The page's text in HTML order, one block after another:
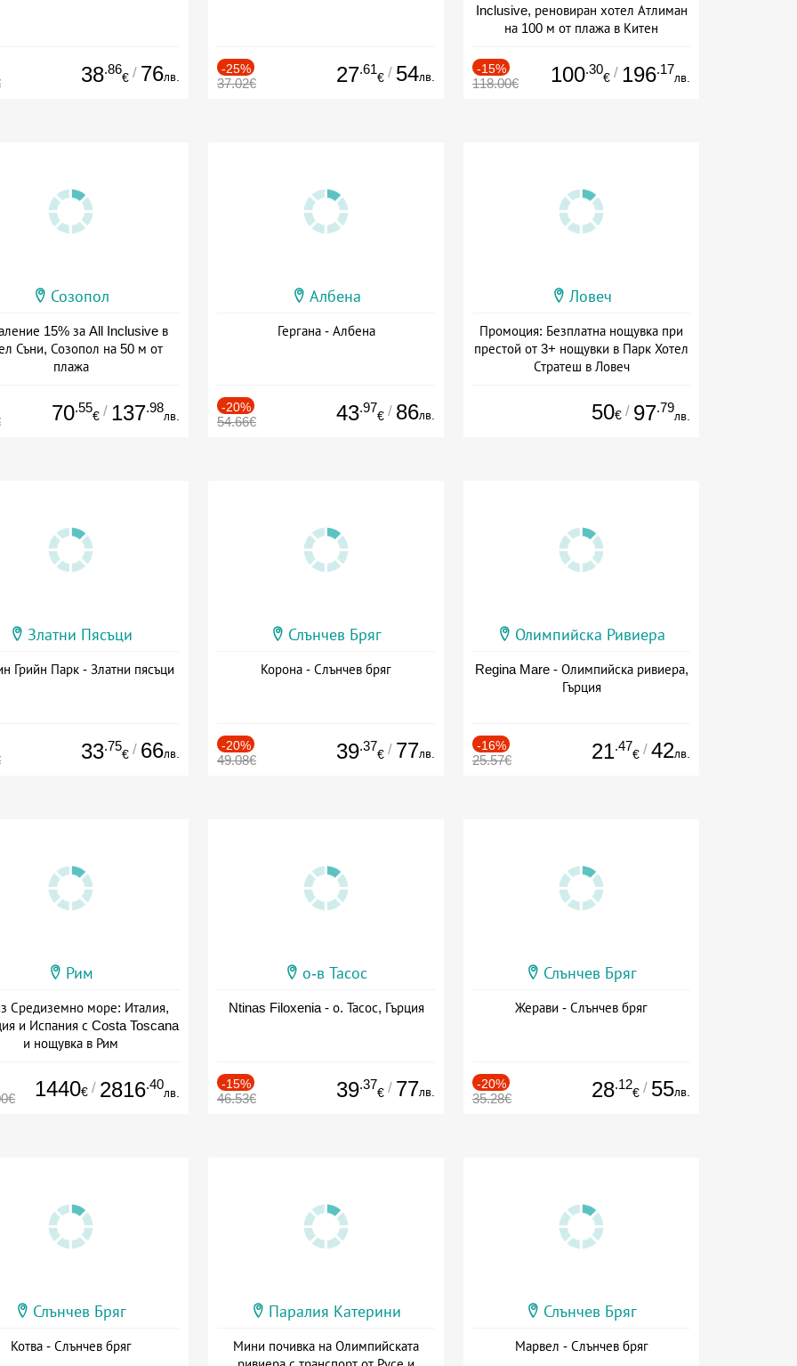
38.86
€ / 76лв.
-25%
37.02€ 27.61
€ / 54лв.
Inclusive, реновиран хотел Атлиман
на 100 м от плажа в Китен
-15%
118.00€ 100.30
€ / 196.17
лв.
Созопол
15% за All Inclusive в
Съни, Созопол на 50 м от
плажа
70.55
€ / 137.98
лв.
Албена
Гергана - Албена
-20%
54.66€ 43.97
€ / 86лв.
Ловеч
Промоция: Безплатна нощувка при
престой от 3+ нощувки в Парк Хотел
Стратеш в Ловеч
50€ / 97.79
лв.
Златни Пясъци
Грийн Парк - Златни пясъци
33.75
€ / 66лв.
Слънчев Бряг
Корона - Слънчев бряг
-20%
49.08€ 39.37
€ / 77лв.
Олимпийска Ривиера
Regina Mare - Олимпийска ривиера,
Гърция
-16%
25.57€ 21.47
€ / 42лв.
Рим
Средиземно море: Италия,
и Испания с Costa Toscana
и нощувка в Рим
1440€ / 2816.40
лв.
о-в Тасос
Ntinas Filoxenia - о. Тасос, Гърция
-15%
46.53€ 39.37
€ / 77лв.
Слънчев Бряг
Жерави - Слънчев бряг
-20%
35.28€ 28.12
€ / 55лв.
Слънчев Бряг
Котва - Слънчев бряг
Паралия Катерини
Мини почивка на Олимпийската
Слънчев Бряг
Марвел - Слънчев бряг